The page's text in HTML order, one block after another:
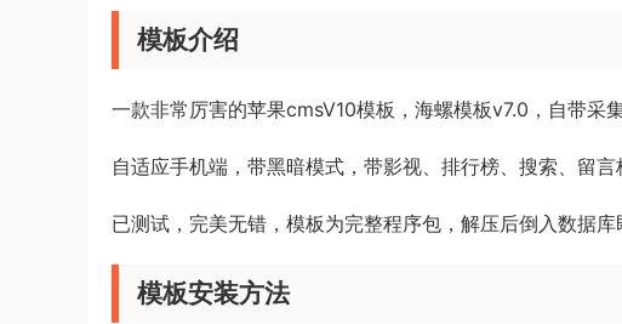
模板介绍
一款非常厉害的苹果cmsV10模板，海螺模板v7.0，自带采
自适应手机端，带黑暗模式，带影视、排行榜、搜索、留言
已测试，完美无错，模板为完整程序包，解压后倒入数据库
模板安装方法